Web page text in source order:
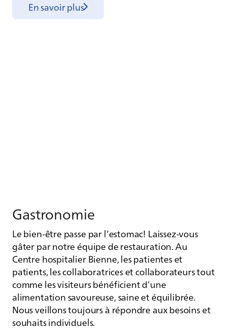
En savoir plus
Gas­tro­no­mie
Le bien-être passe par l’estomac! Laissez-vous
gâter par notre équipe de restauration. Au
Centre hospitalier Bienne, les patientes et
patients, les collaboratrices et collaborateurs tout
comme les visiteurs bénéficient d’une
alimentation savoureuse, saine et équilibrée.
Nous veillons toujours à répondre aux besoins et
souhaits individuels.